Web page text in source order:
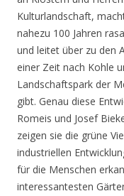
Kulturlandschaft,
nahezu 100 Jahren
und leitet über zu den
einer Zeit nach Kohle
Landschaftspark der
gibt. Genau diese
Romeis und Josef
zeigen sie die grüne
industriellen
für die Menschen
interessantesten